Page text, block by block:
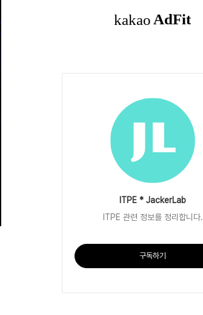
ITPE * JackerLab
ITPE 관련 정보를 정리합니다.
구독하기